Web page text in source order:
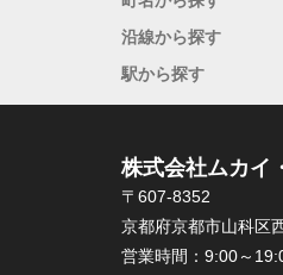
沿線から探す
駅から探す
株式会社ムカイ
〒607-8352
京都府京都市山科区
営業時間： 9:00～